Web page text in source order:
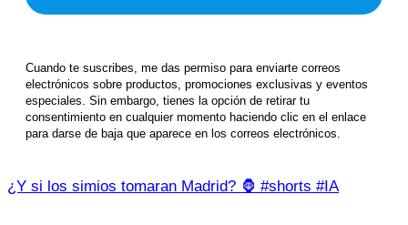
Cuando te suscribes, me das permiso para enviarte correos
electrónicos sobre productos, promociones exclusivas y eventos
especiales. Sin embargo, tienes la opción de retirar tu
consentimiento en cualquier momento haciendo clic en el enlace
para darse de baja que aparece en los correos electrónicos.
¿Y si los simios tomaran Madrid? 🦍 #shorts #IA